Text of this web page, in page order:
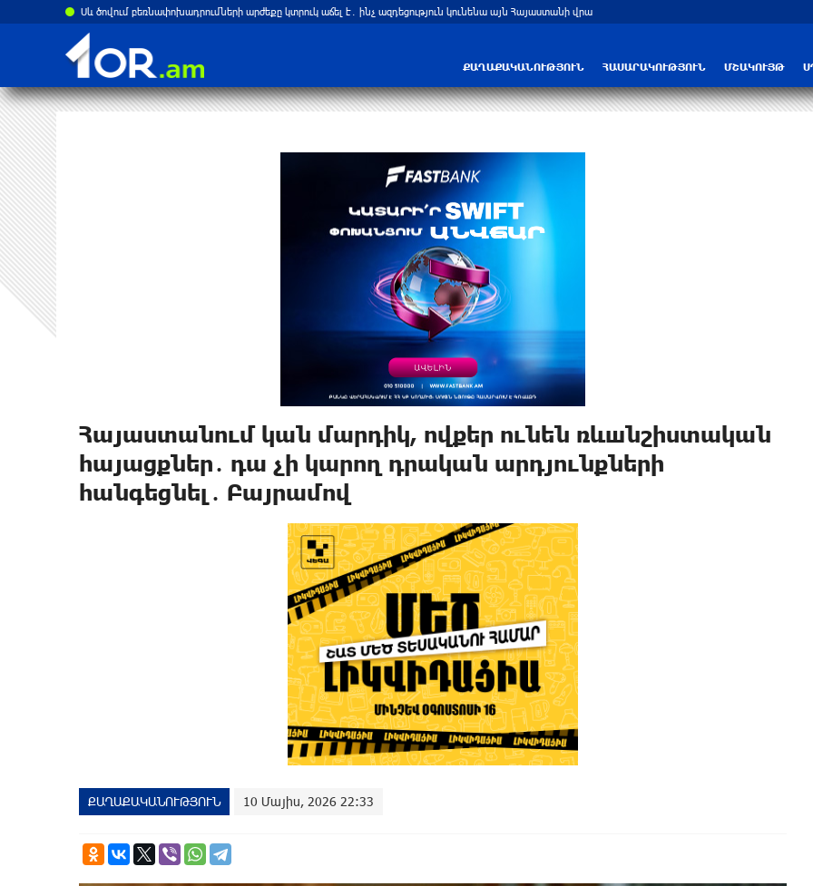
Բելառուսում պակասում է ԽՍՀՄ ժամանակների կառավարման համակարգը․ Լուկաշենկո
ՔԱՂԱՔԱԿԱՆՈՒԹՅՈՒՆ ՀԱՍԱՐԱԿՈՒԹՅՈՒՆ ՄՇԱԿՈՒՅԹ
Հայաստանում կան մարդիկ, ովքեր ունեն ռևшնշիստական
հայացքներ․ դա չի կարող դրական արդյունքների
հանգեցնել․ Բայրամով
ՔԱՂԱՔԱԿԱՆՈՒԹՅՈՒՆ 10 Մայիս, 2026 22:33